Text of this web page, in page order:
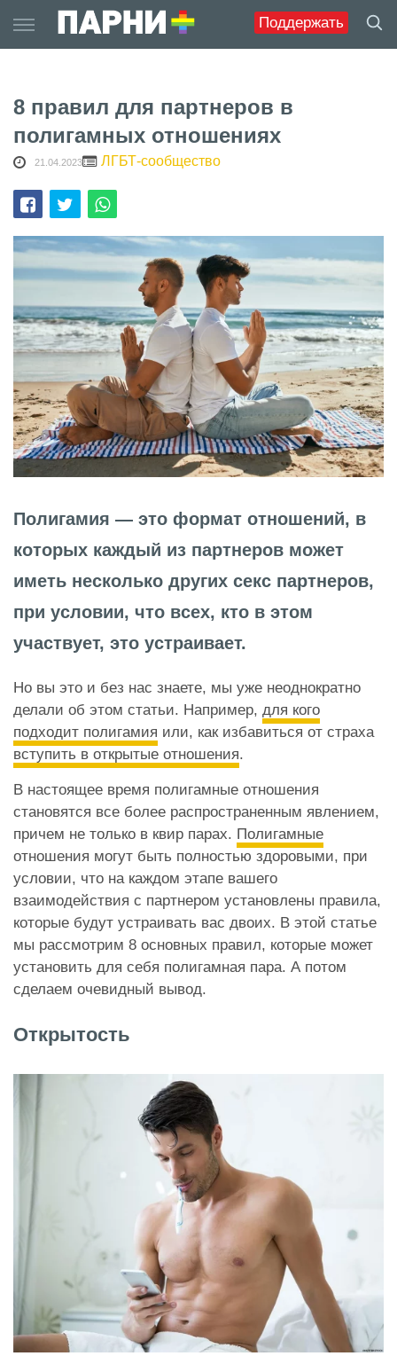
Поддержать
to
content
8 правил для партнеров в
полигамных отношениях
21.04.2023 ЛГБТ-сообщество
Полигамия — это формат отношений, в
которых каждый из партнеров может
иметь несколько других секс партнеров,
при условии, что всех, кто в этом
участвует, это устраивает.
Но вы это и без нас знаете, мы уже неоднократно
делали об этом статьи. Например, для кого
подходит полигамия или, как избавиться от страха
вступить в открытые отношения.
В настоящее время полигамные отношения
становятся все более распространенным явлением,
причем не только в квир парах. Полигамные
отношения могут быть полностью здоровыми, при
условии, что на каждом этапе вашего
взаимодействия с партнером установлены правила,
которые будут устраивать вас двоих. В этой статье
мы рассмотрим 8 основных правил, которые может
установить для себя полигамная пара. А потом
сделаем очевидный вывод.
Открытость